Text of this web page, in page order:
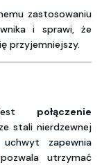
zastosowaniu
i sprawi, że
przyjemniejszy.
jest połączenie
stali nierdzewnej
zapewnia
utrzymać